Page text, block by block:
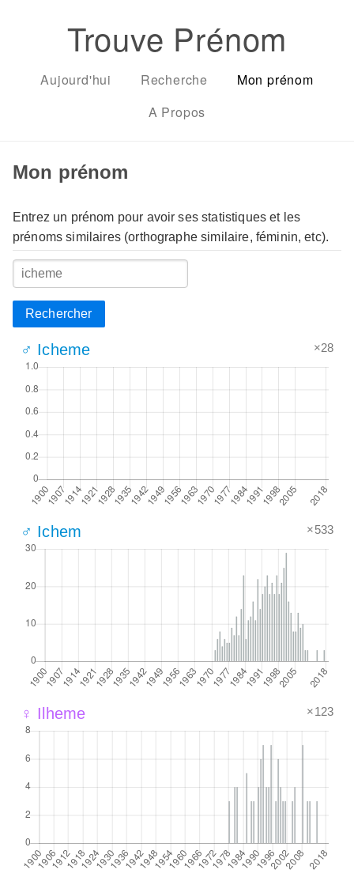
Trouve Prénom
Aujourd'hui Recherche
Mon prénom
A Propos
Mon prénom
Entrez un prénom pour avoir ses statistiques et les
prénoms similaires (orthographe similaire, féminin, etc).
Rechercher
♂ Icheme ×28
♂ Ichem ×533
♀ Ilheme ×123